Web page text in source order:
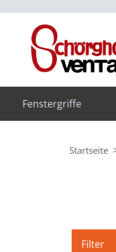
Fenstergriffe
Startseite
Filter